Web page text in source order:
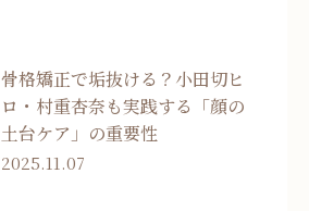
骨格矯正で垢抜ける？小田切ヒ
ロ・村重杏奈も実践する「顔の
土台ケア」の重要性
2025.11.07